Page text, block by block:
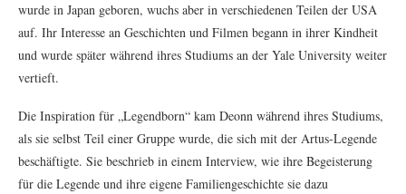
wurde in Japan geboren, wuchs aber in verschiedenen Teilen der USA
auf. Ihr Interesse an Geschichten und Filmen begann in ihrer Kindheit
und wurde später während ihres Studiums an der Yale University weiter
vertieft.
Die Inspiration für „Legendborn“ kam Deonn während ihres Studiums,
als sie selbst Teil einer Gruppe wurde, die sich mit der Artus-Legende
beschäftigte. Sie beschrieb in einem Interview, wie ihre Begeisterung
für die Legende und ihre eigene Familiengeschichte sie dazu